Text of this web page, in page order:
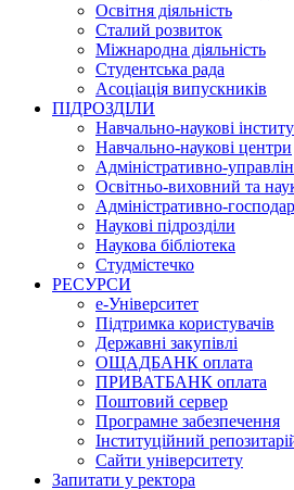
Освітня діяльність
Сталий розвиток
Міжнародна діяльність
Студентська рада
Асоціація випускників
ПІДРОЗДІЛИ
Навчально-наукові
Навчально-наукові центри
Адміністративно-
Освітньо-виховний та
Адміністративно-
Наукові підрозділи
Наукова бібліотека
Студмістечко
РЕСУРСИ
е-Університет
Підтримка користувачів
Державні закупівлі
ОЩАДБАНК оплата
ПРИВАТБАНК оплата
Поштовий сервер
Програмне забезпечення
Інституційний
Сайти університету
Запитати у ректора